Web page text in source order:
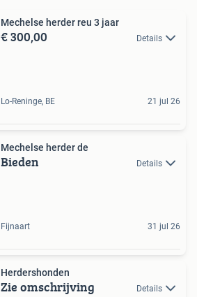
Mechelse herder reu 3 jaar
€ 300,00 Details
Lo-Reninge, BE 21 jul 26
Mechelse herder de
Bieden Details
Fijnaart 31 jul 26
Herdershonden
Zie omschrijving Details